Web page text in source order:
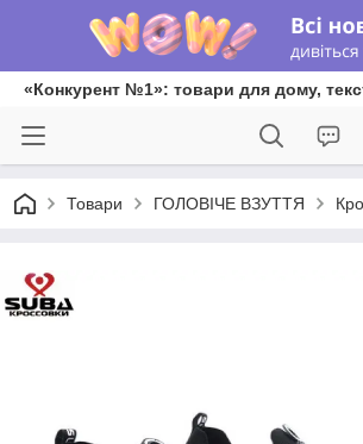
«Конкурент №1»: товари для дому,
Товари ГОЛОВІЧЕ ВЗУТТЯ